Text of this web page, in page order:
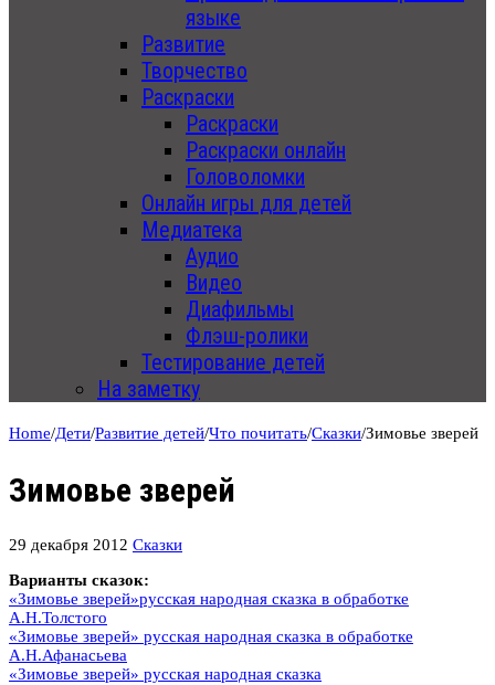
языке
Развитие
Творчество
Раскраски
Раскраски
Раскраски онлайн
Головоломки
Онлайн игры для детей
Медиатека
Аудио
Видео
Диафильмы
Флэш-ролики
Тестирование детей
На заметку
Home/Дети/Развитие детей/Что почитать/Сказки/Зимовье зверей
Зимовье зверей
29 декабря 2012 Сказки
Варианты сказок:
«Зимовье зверей»русская народная сказка в обработке
А.Н.Толстого
«Зимовье зверей» русская народная сказка в обработке
А.Н.Афанасьева
«Зимовье зверей» русская народная сказка